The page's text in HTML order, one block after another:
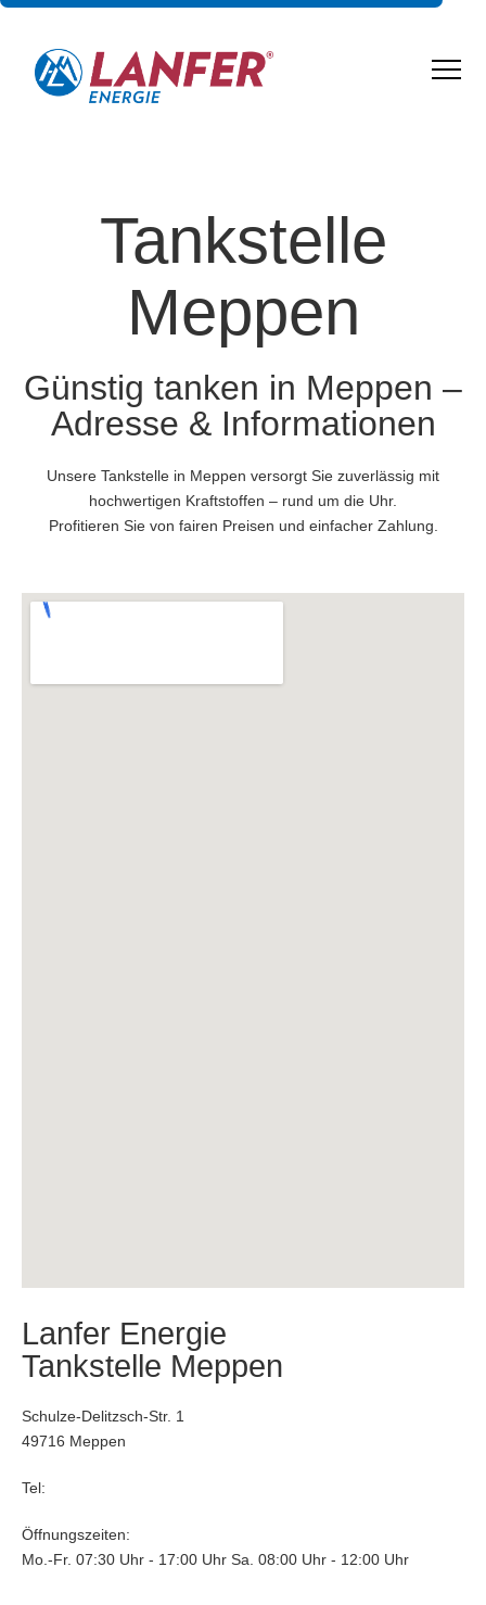
Tankstelle
Meppen
Günstig tanken in Meppen –
Adresse & Informationen
Unsere Tankstelle in Meppen versorgt Sie zuverlässig mit
hochwertigen Kraftstoffen – rund um die Uhr.
Profitieren Sie von fairen Preisen und einfacher Zahlung.
Lanfer Energie
Tankstelle Meppen
Schulze-Delitzsch-Str. 1
49716 Meppen
Tel:
Öffnungszeiten:
Mo.-Fr. 07:30 Uhr - 17:00 Uhr Sa. 08:00 Uhr - 12:00 Uhr